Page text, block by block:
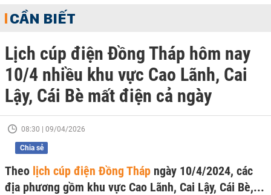
CẦN BIẾT
Lịch cúp điện Đồng Tháp hôm nay
10/4 nhiều khu vực Cao Lãnh, Cai
Lậy, Cái Bè mất điện cả ngày
08:30 | 09/04/2026
Chia sẻ
Theo lịch cúp điện Đồng Tháp ngày 10/4/2024, các
địa phương gồm khu vực Cao Lãnh, Cai Lậy, Cái Bè,...